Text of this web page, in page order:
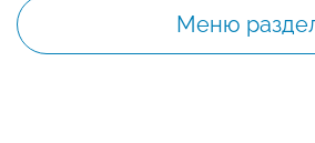
Меню